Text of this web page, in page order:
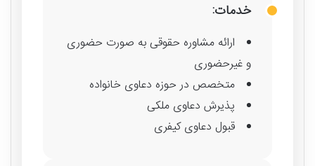
خدمات:
ارائه مشاوره حقوقی به صورت حضوری
و غیرحضوری
متخصص در حوزه دعاوی خانواده
پذیرش دعاوی ملکی
قبول دعاوی کیفری